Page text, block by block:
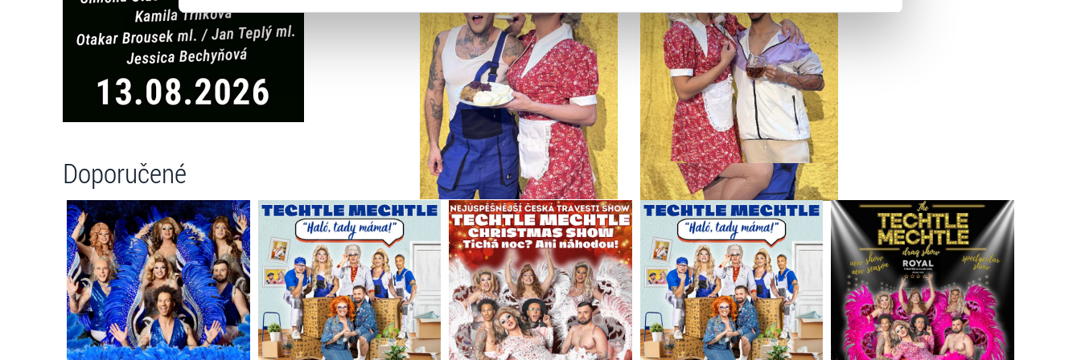
Jaké typy cookies používáme, naleznete níže. Možnosti zpracování upravíte zaškrtnutím příslušné varianty. Svoji volbu
můžete kdykoliv změnit v zápatí stránky v záložce „Cookies a jejich nastavení“.
Doporučené